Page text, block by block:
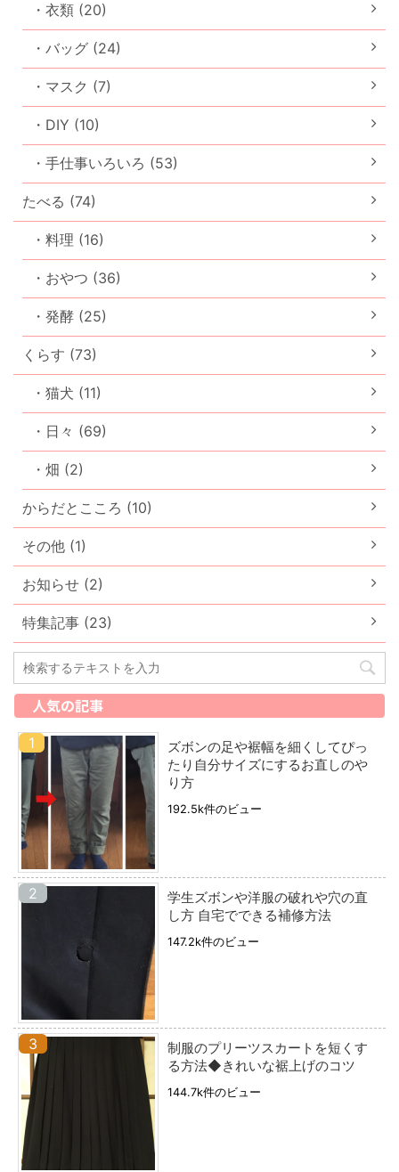
・衣類 (20)
・バッグ (24)
・マスク (7)
・DIY (10)
・手仕事いろいろ (53)
たべる (74)
・料理 (16)
・おやつ (36)
・発酵 (25)
くらす (73)
・猫犬 (11)
・日々 (69)
・畑 (2)
からだとこころ (10)
その他 (1)
お知らせ (2)
特集記事 (23)
人気の記事
ズボンの足や裾幅を細くしてぴっ
たり自分サイズにするお直しのや
り方
192.5k件のビュー
学生ズボンや洋服の破れや穴の直
し方 自宅でできる補修方法
147.2k件のビュー
制服のプリーツスカートを短くす
る方法◆きれいな裾上げのコツ
144.7k件のビュー